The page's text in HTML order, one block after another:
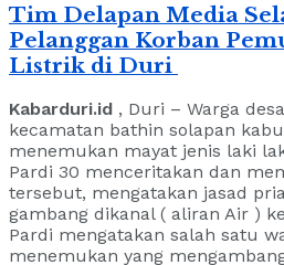
Tim Delapan Media
Pelanggan Korban
Listrik di Duri
Kabarduri.id , Duri – Warga
kecamatan bathin solapan
menemukan mayat jenis laki
Pardi 30 menceritakan dan
tersebut, mengatakan jasad
gambang dikanal ( aliran Air )
Pardi mengatakan salah satu
menemukan yang